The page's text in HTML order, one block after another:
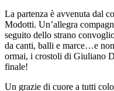
La partenza è avvenuta dal
Modotti. Un’allegra
seguito dello strano
da canti, balli e marce…e
ormai, i crostoli di Giuliano
finale!
Un grazie di cuore a tutti